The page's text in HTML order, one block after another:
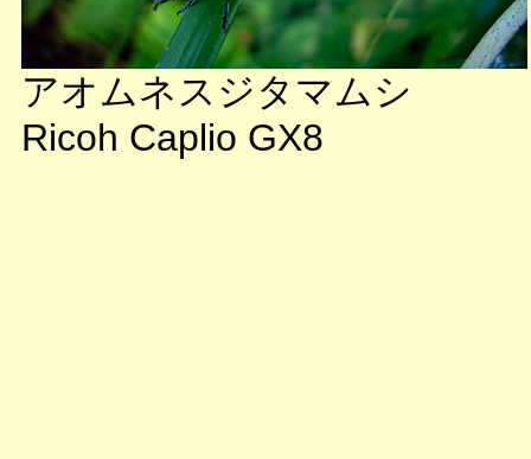
アオムネスジタマムシ
Ricoh Caplio GX8